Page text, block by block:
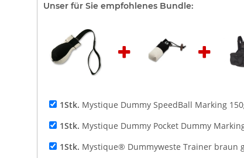
Unser für Sie empfohlenes Bundle:
1Stk. Mystique Dummy SpeedBall Marking
1Stk. Mystique Dummy Pocket Dummy
1Stk. Mystique® Dummyweste Trainer braun